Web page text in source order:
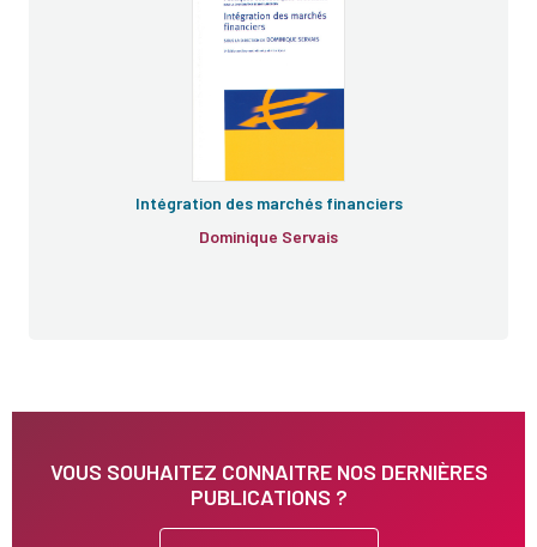
Intégration des marchés financiers
Dominique Servais
VOUS SOUHAITEZ CONNAITRE NOS DERNIÈRES
PUBLICATIONS ?